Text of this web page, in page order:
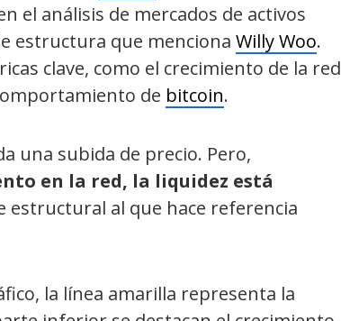
el análisis de mercados de activos
estructura que menciona Willy Woo.
clave, como el crecimiento de la red
de bitcoin.
una subida de precio. Pero,
en la red, la liquidez está
estructural al que hace referencia
la línea amarilla representa la